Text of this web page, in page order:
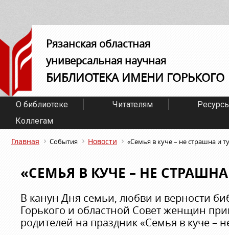
Рязанская областная
универсальная научная
БИБЛИОТЕКА ИМЕНИ ГОРЬКОГО
О библиотеке Читателям
Коллегам
Главная События Новости «Семья в куче – не страшна и
«СЕМЬЯ В КУЧЕ – НЕ
В канун Дня семьи, любви и верности
Горького и областной Совет женщин
родителей на праздник «Семья в куче –